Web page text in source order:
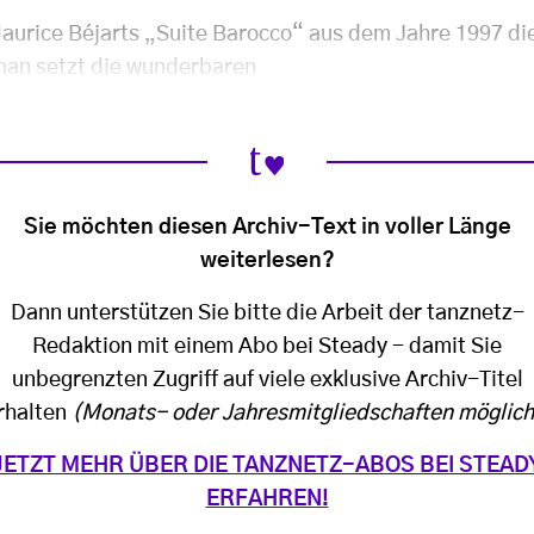
Béjarts „Suite Barocco“ aus dem Jahre 1997
setzt die wunderbaren
Sie möchten diesen Archiv-Text in voller Länge
weiterlesen?
Dann unterstützen Sie bitte die Arbeit der tanznetz-
Redaktion mit einem Abo bei Steady - damit Sie
unbegrenzten Zugriff auf viele exklusive Archiv-Titel
(Monats- oder Jahresmitgliedschaften
MEHR ÜBER DIE TANZNETZ-ABOS BEI
ERFAHREN!